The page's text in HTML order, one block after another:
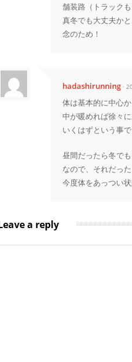
舗装路（トラック
真冬でも大丈夫かと
念のため！
hadashirunning ·
体は基本的に中心
中が暖めれば徐々
いくはずという事で
昼間だったら冬で
なので、それだっ
今度体をあっつい
a reply